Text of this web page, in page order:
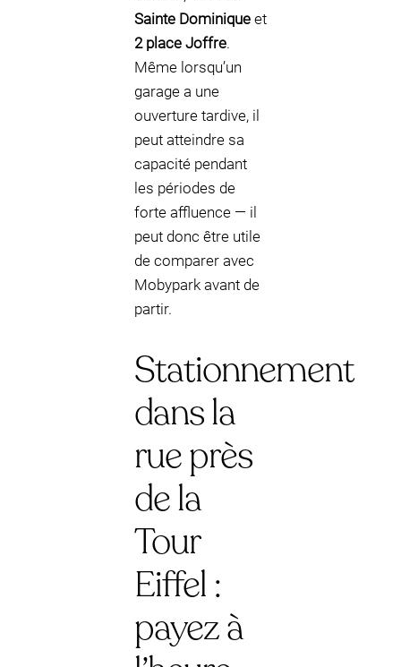
Sainte Dominique et
2 place Joffre.
Même lorsqu’un
garage a une
ouverture tardive, il
peut atteindre sa
capacité pendant
les périodes de
forte affluence — il
peut donc être utile
de comparer avec
Mobypark avant de
partir.
Stationnement
dans la
rue près
de la
Tour
Eiffel :
payez à